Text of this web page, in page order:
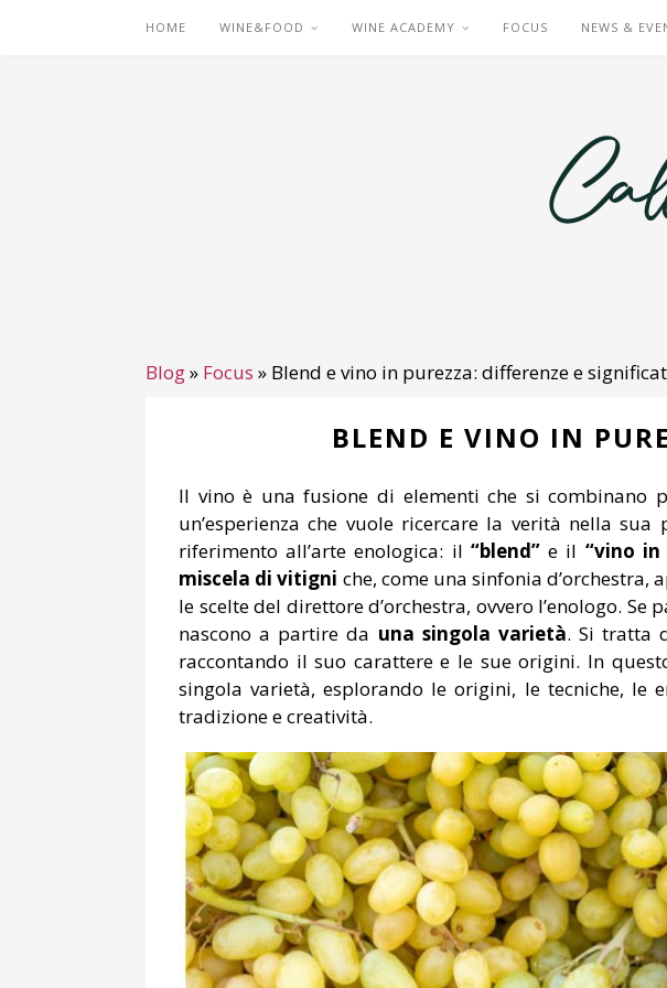
HOME WINE&FOOD WINE ACADEMY FOCUS NEWS &
Blog» Focus » Blend e vino in purezza: differenze e
BLEND E VINO IN
Il vino è una fusione di elementi che si combinano
un’esperienza che vuole ricercare la verità nella
riferimento all’arte enologica: il “blend”e il “vino in
miscela di vitigni che, come una sinfonia
le scelte del direttore d’orchestra, ovvero l’enologo. Se
nascono a partire da una singola varietà. Si tratta
raccontando il suo carattere e le sue origini. In
singola varietà, esplorando le origini, le tecniche,
tradizione e creatività.